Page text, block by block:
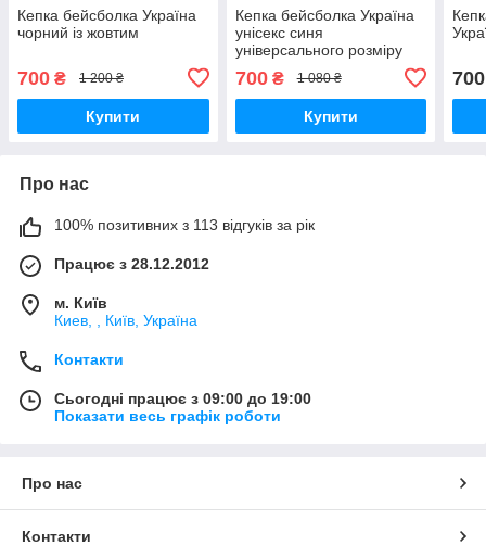
Кепка бейсболка Україна
чорний із жовтим
700 ₴ 1 200 ₴
Купити
Кепка бейсболка Україна
унісекс синя
універсального розміру
700₴ 1 080 ₴
Купити
700
Про нас
100% позитивних з 113 відгуків за рік
Працює з 28.12.2012
м. Київ
Киев, , Київ, Україна
Контакти
Сьогодні працює з 09:00 до 19:00
Показати весь графік роботи
Про нас
Контакти